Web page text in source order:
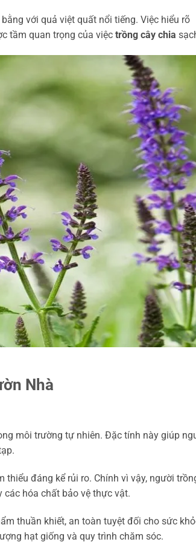
với quả việt quất nổi tiếng. Việc hiểu rõ
tầm quan trọng của việc trồng cây chia
Nhà
môi trường tự nhiên. Đặc tính này giúp
đáng kể rủi ro. Chính vì vậy, người
hóa chất bảo vệ thực vật.
thuần khiết, an toàn tuyệt đối cho sức
hạt giống và quy trình chăm sóc.